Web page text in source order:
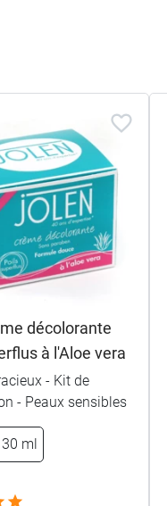
décolorante
à l'Aloe vera
- Kit de
- Peaux sensibles
30 ml